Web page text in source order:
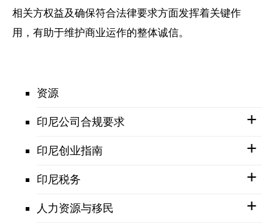
相关方权益及确保符合法律要求方面发挥着关键作
用，有助于维护商业运作的整体诚信。
资源
印尼公司合规要求
印尼创业指南
印尼税务
人力资源与移民